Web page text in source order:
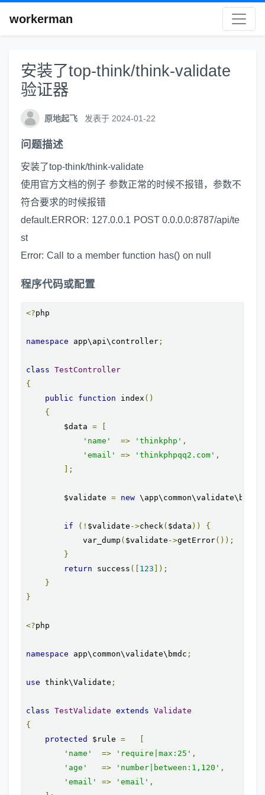
workerman
安装了top-think/think-validate
验证器
原地起飞 发表于 2024-01-22
问题描述
安装了top-think/think-validate
使用官方文档的例子 参数正常的时候不报错，参数不
符合要求的时候报错
default.ERROR: 127.0.0.1 POST 0.0.0.0:8787/api/te
st
Error: Call to a member function has() on null
程序代码或配置
<?php
namespace app\api\controller ;
class TestController
{
public
function index ()
{
        $data
=
'name'
=> 'thinkphp' ,
'email'
=> 'thinkphpqq2.com' ,
];
        $validate
= new
if (! $validate ->check ( $data ))
{
            var_dump
( $validate ->getError());
}
return success ([ 123 ]);
}
}
<?php
namespace app\common\validate\bmdc ;
use think\Validate ;
class TestValidate extends Validate
{
protected
$rule =
'name'
=> 'require|max:25' ,
'age'
=> 'number|between:1,120' ,
'email'
=> 'email' ,